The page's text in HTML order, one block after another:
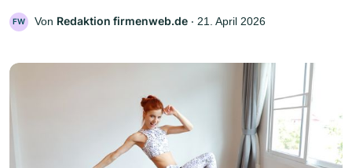
FW Von Redaktion firmenweb.de ‧ 21. April 2026